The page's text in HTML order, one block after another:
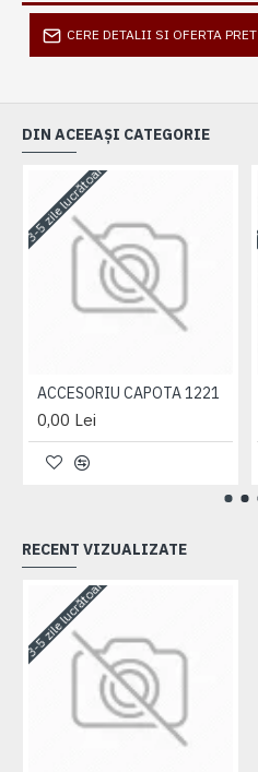
CERE DETALII SI OFERTA PRET
DIN ACEEAȘI CATEGORIE
3-5 zile lucrătoare
ACCESORIU CAPOTA 1221
0,00 Lei
RECENT VIZUALIZATE
3-5 zile lucrătoare